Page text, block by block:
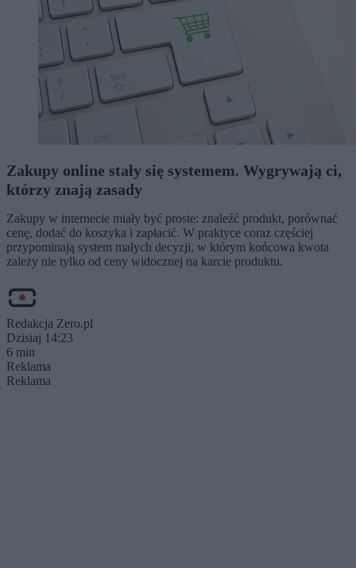
Zakupy online stały się systemem. Wygrywają ci,
którzy znają zasady
Zakupy w internecie miały być proste: znaleźć produkt, porównać
cenę, dodać do koszyka i zapłacić. W praktyce coraz częściej
przypominają system małych decyzji, w którym końcowa kwota
zależy nie tylko od ceny widocznej na karcie produktu.
Redakcja Zero.pl
Dzisiaj 14:23
6 min
Reklama
Reklama